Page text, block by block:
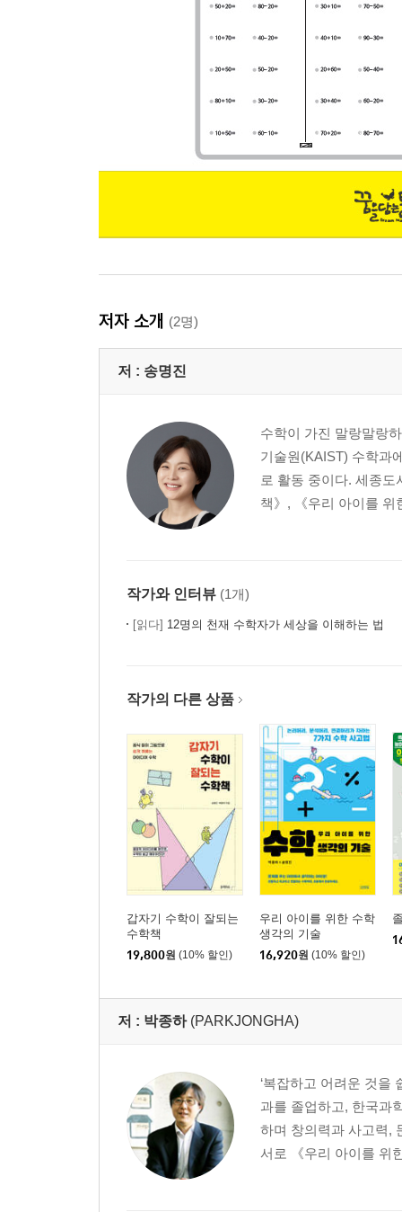
저자 소개 (2명)
저 : 송명진
수학이 가진 말랑말랑
기술원(KAIST) 수학과
로 활동 중이다. 세종
책》, 《우리 아이를
작가와 인터뷰 (1개)
[읽다] 12명의 천재 수학자가 세상을 이해하는 법
작가의 다른 상품
갑자기 수학이 잘되는
수학책
19,800원 (10% 할인)
우리 아이를 위한 수학
생각의 기술
16,920원 (10% 할인)
저 : 박종하 (PARKJONGHA)
‘복잡하고 어려운 것을
과를 졸업하고, 한국과
하며 창의력과 사고력,
서로 《우리 아이를 위